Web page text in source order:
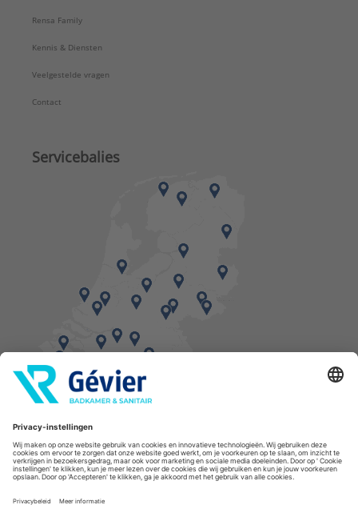
Rensa Family
Kennis & Diensten
Veelgestelde vragen
Contact
Servicebalies
Vind een balie in de buurt
* Bestellingen geplaatst in het weekend worden, mits voorradig, dinsdag geleverd.
Cookies